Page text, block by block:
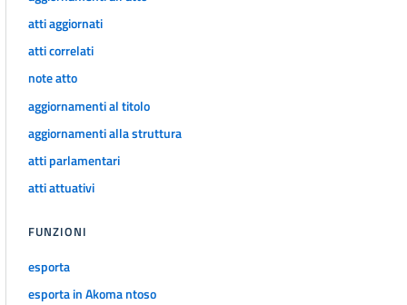
QUALIFICAZIONE DELLE STAZIONI APPALTANTI
37
38
39
40
41
42
43
atti aggiornati
atti correlati
note atto
aggiornamenti al titolo
aggiornamenti alla struttura
atti parlamentari
atti attuativi
FUNZIONI
esporta
esporta in Akoma ntoso